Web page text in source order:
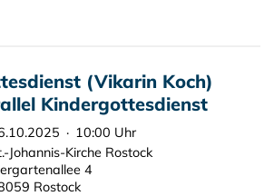
(Vikarin Koch)
Kindergottesdienst
· 10:00 Uhr
Johannis-Kirche Rostock
4
Rostock